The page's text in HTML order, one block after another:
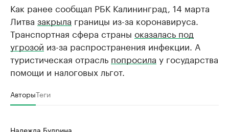
Как ранее сообщал РБК Калининград, 14 марта
Литва закрыла границы из-за коронавируса.
Транспортная сфера страны оказалась под
угрозой из-за распространения инфекции. А
туристическая отрасль попросила у государства
помощи и налоговых льгот.
АвторыТеги
Надежда Будрина